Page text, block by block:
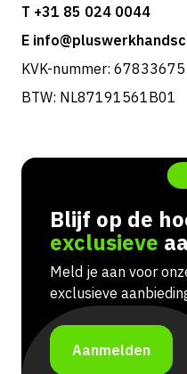
T +31 85 024 0044
E
KVK-nummer: 67833675
BTW: NL87191561B01
Blijf op de
exclusieve
Meld je aan voor
exclusieve
Aanmelden